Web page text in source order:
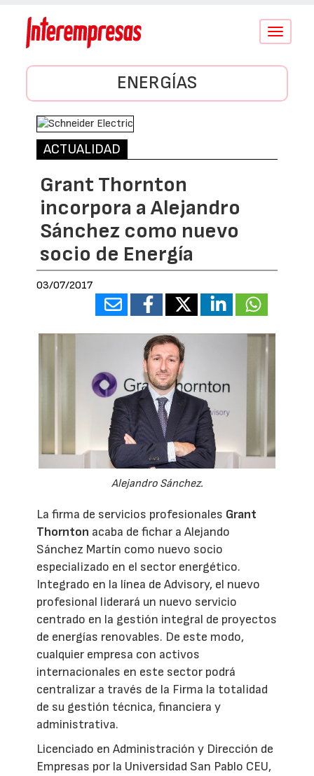
Conmutar
ENERGÍAS
ACTUALIDAD
Grant Thornton
incorpora a Alejandro
Sánchez como nuevo
socio de Energía
03/07/2017
Alejandro Sánchez.
La firma de servicios profesionales Grant
Thornton acaba de fichar a Alejando
Sánchez Martín como nuevo socio
especializado en el sector energético.
Integrado en la línea de Advisory, el nuevo
profesional liderará un nuevo servicio
centrado en la gestión integral de proyectos
de energías renovables. De este modo,
cualquier empresa con activos
internacionales en este sector podrá
centralizar a través de la Firma la totalidad
de su gestión técnica, financiera y
administrativa.
Licenciado en Administración y Dirección de
Empresas por la Universidad San Pablo CEU,